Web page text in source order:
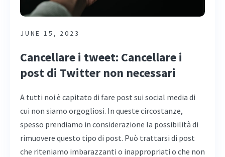
JUNE 15, 2023
Cancellare i tweet: Cancellare i
post di Twitter non necessari
A tutti noi è capitato di fare post sui social media di
cui non siamo orgogliosi. In queste circostanze,
spesso prendiamo in considerazione la possibilità di
rimuovere questo tipo di post. Può trattarsi di post
che riteniamo imbarazzanti o inappropriati o che non